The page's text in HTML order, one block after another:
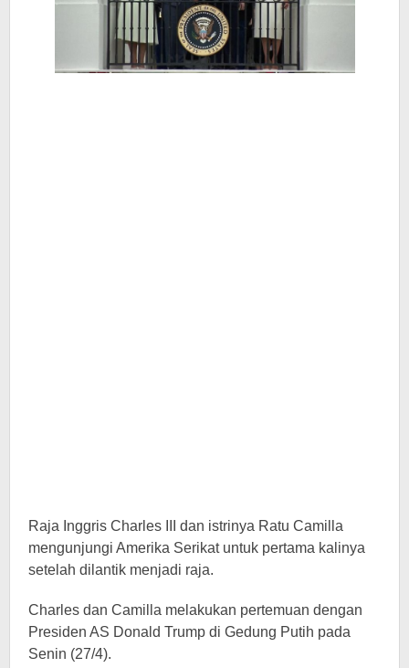
Raja Inggris Charles III dan istrinya Ratu Camilla
mengunjungi Amerika Serikat untuk pertama kalinya
setelah dilantik menjadi raja.
Charles dan Camilla melakukan pertemuan dengan
Presiden AS Donald Trump di Gedung Putih pada
Senin (27/4).